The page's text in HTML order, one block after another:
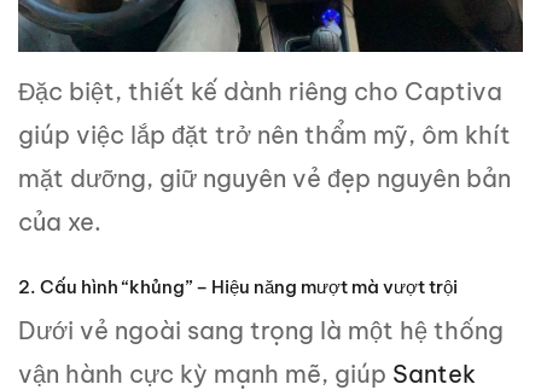
Đặc biệt, thiết kế dành riêng cho Captiva
giúp việc lắp đặt trở nên thẩm mỹ, ôm khít
mặt dưỡng, giữ nguyên vẻ đẹp nguyên bản
của xe.
2. Cấu hình “khủng” – Hiệu năng mượt mà vượt trội
Dưới vẻ ngoài sang trọng là một hệ thống
vận hành cực kỳ mạnh mẽ, giúp Santek